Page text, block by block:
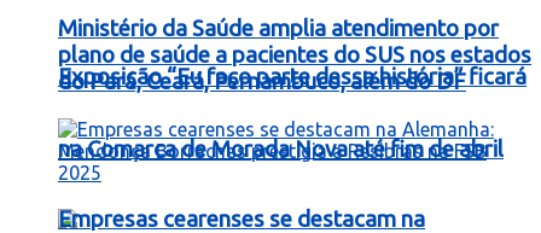
Exposição “Eu faço parte dessa história” ficará
na Comarca de Morada Nova até fim de abril
Ministério da Saúde amplia atendimento por
plano de saúde a pacientes do SUS nos estados
do Pará, Ceará, Pernambuco, além do DF
Empresas cearenses se destacam na